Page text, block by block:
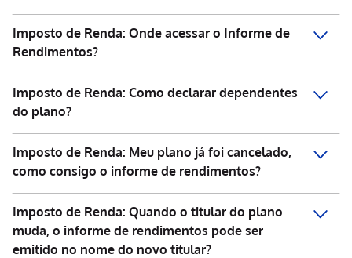
Imposto de Renda: Onde acessar o Informe de
Rendimentos?
Imposto de Renda: Como declarar dependentes
do plano?
Imposto de Renda: Meu plano já foi cancelado,
como consigo o informe de rendimentos?
Imposto de Renda: Quando o titular do plano
muda, o informe de rendimentos pode ser
emitido no nome do novo titular?